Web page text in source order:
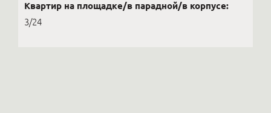
Квартир на площадке/в парадной/в корпусе:
3/24